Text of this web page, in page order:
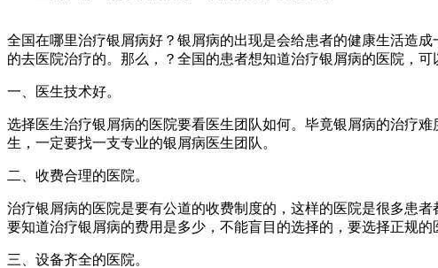
全国在哪里治疗银屑病好？银屑病的出现是会给患者的健康生活造
的去医院治疗的。那么，？全国的患者想知道治疗银屑病的医院，可
一、医生技术好。
选择医生治疗银屑病的医院要看医生团队如何。毕竟银屑病的治疗
生，一定要找一支专业的银屑病医生团队。
二、收费合理的医院。
治疗银屑病的医院是要有公道的收费制度的，这样的医院是很多患
要知道治疗银屑病的费用是多少，不能盲目的选择的，要选择正规
三、设备齐全的医院。